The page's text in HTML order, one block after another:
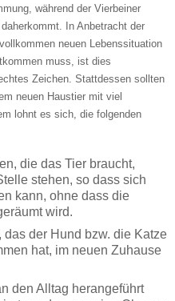
während der Vierbeiner
In Anbetracht der
neuen Lebenssituation
muss, ist dies
Zeichen. Stattdessen sollten
neuen Haustier mit viel
lohnt es sich, die folgenden
die das Tier braucht,
stehen, so dass sich
kann, ohne dass die
wird.
das der Hund bzw. die Katze
hat, im neuen Zuhause
den Alltag herangeführt